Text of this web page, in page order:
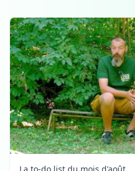
La to-do list du mois d'août